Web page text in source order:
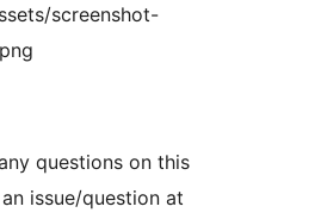
screenshot-
questions on this
issue/question at